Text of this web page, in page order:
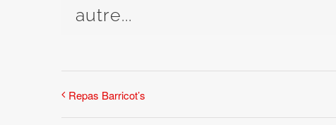
autre...
Repas Barricot’s